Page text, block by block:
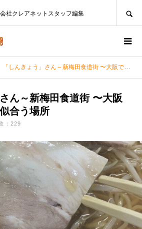
社クレアネットスタッフ編集
「しんきょう」さん～新梅田食道街 〜大阪で一番に乾杯が似合う場所
ん～新梅田食道街 〜大阪
合う場所
：229